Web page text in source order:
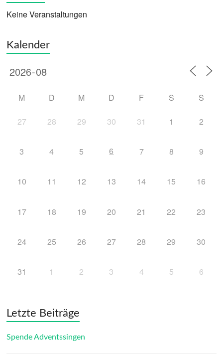
Keine Veranstaltungen
Kalender
M D M D F S S
27 28 29 30 31 1 2
3 4 5 6 7 8 9
10 11 12 13 14 15 16
17 18 19 20 21 22 23
24 25 26 27 28 29 30
31 1 2 3 4 5 6
Letzte Beiträge
Spende Adventssingen